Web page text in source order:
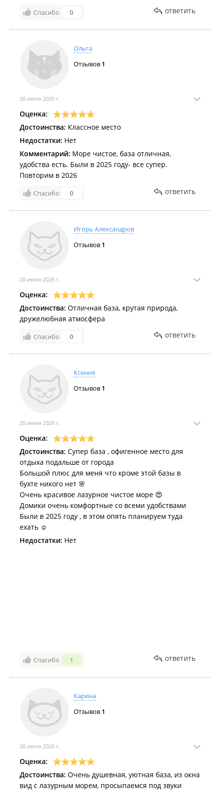
Спасибо 0 ответить
Ольга
Отзывов 1
20 июня 2026 г.
Оценка:
Достоинства: Классное место
Недостатки: Нет
Комментарий: Море чистое, база отличная,
удобства есть. Были в 2025 году- все супер.
Повторим в 2026
Спасибо 0 ответить
Игорь Александров
Отзывов 1
20 июня 2026 г.
Оценка:
Достоинства: Отличная база, крутая природа,
дружелюбная атмосфера
Спасибо 0 ответить
Ксения
Отзывов 1
20 июня 2026 г.
Оценка:
Достоинства: Супер база , офигенное место для
отдыха подальше от города
Большой плюс для меня что кроме этой базы в
бухте никого нет 🌸
Очень красивое лазурное чистое море 😍
Домики очень комфортные со всеми удобствами
Были в 2025 году , в этом опять планируем туда
ехать ☺️
Недостатки: Нет
Спасибо 1 ответить
Карина
Отзывов 1
20 июня 2026 г.
Оценка:
Достоинства: Очень душевная, уютная база, из окна
вид с лазурным морем, просыпаемся под звуки